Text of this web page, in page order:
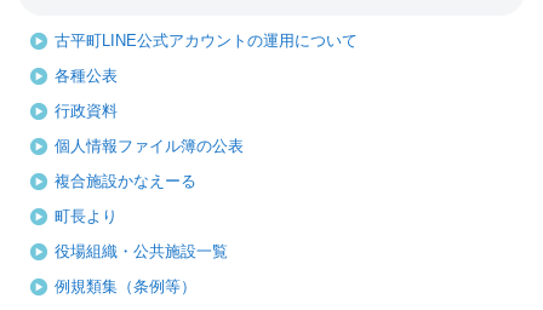
古平町LINE公式アカウントの運用について
各種公表
行政資料
個人情報ファイル簿の公表
複合施設かなえーる
町長より
役場組織・公共施設一覧
例規類集（条例等）